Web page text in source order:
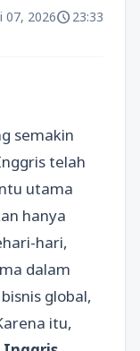
07, 2026schedule23:33
semakin
telah
utama
hanya
hari,
dalam
global,
itu,